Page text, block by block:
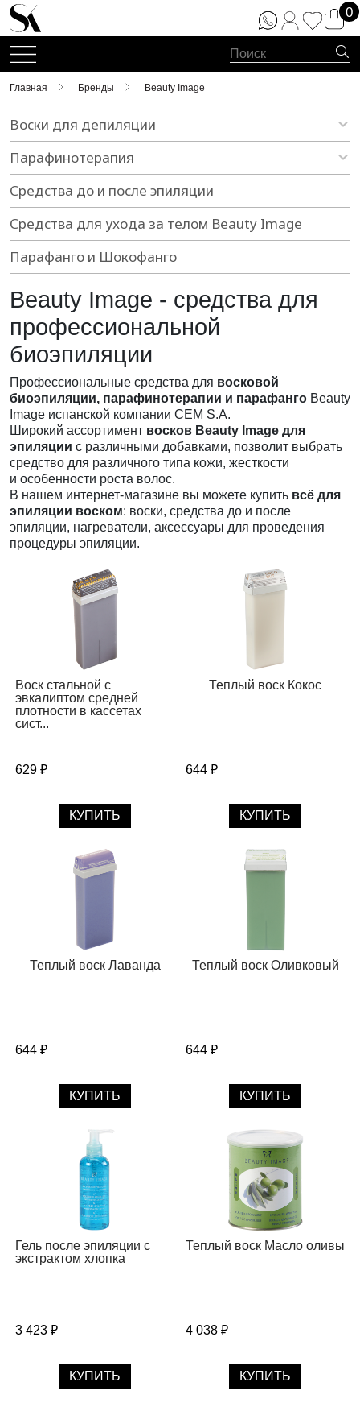
0
Главная Бренды Beauty Image
Воски для депиляции
Горячий воск
Теплый воск в банках
Теплый воск - кассеты roll on
Линия Sweet Dreams
Линия Гламур
Линия Аюрведа
Линия с эвкалиптом
Пленочный воск Finewax
Холодный воск
Парафинотерапия
Парафин
Холодный крем-парафин
Аксессуары
Средства до и после эпиляции
Средства для ухода за телом Beauty Image
Парафанго и Шокофанго
Beauty Image - средства для
профессиональной
биоэпиляции
Профессиональные средства для восковой
биоэпиляции, парафинотерапии и парафанго Beauty
Image испанской компании CEM S.A.
Широкий ассортимент восков Beauty Image для
эпиляции с различными добавками, позволит выбрать
средство для различного типа кожи, жесткости
и особенности роста волос.
В нашем интернет-магазине вы можете купить всё для
эпиляции воском: воски, средства до и после
эпиляции, нагреватели, аксессуары для проведения
процедуры эпиляции.
Воск стальной с
эвкалиптом средней
плотности в кассетах
сист...
629 ₽
КУПИТЬ
Теплый воск Кокос
644 ₽
КУПИТЬ
Теплый воск Лаванда
644 ₽
КУПИТЬ
Теплый воск Оливковый
644 ₽
КУПИТЬ
Гель после эпиляции с
экстрактом хлопка
3 423 ₽
КУПИТЬ
Теплый воск Масло оливы
4 038 ₽
КУПИТЬ